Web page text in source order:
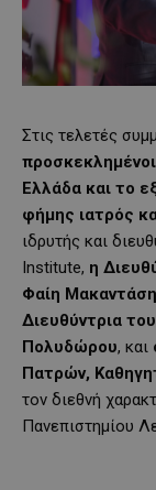
Στις τελετές
Ελλάδα και το
φήμης ιατρός
ιδρυτής και
Institute, η
Φαίη Μακαντάση
Διευθύντρια
Πολυδώρου, και
Πατρών,
τον διεθνή
Πανεπιστημίου